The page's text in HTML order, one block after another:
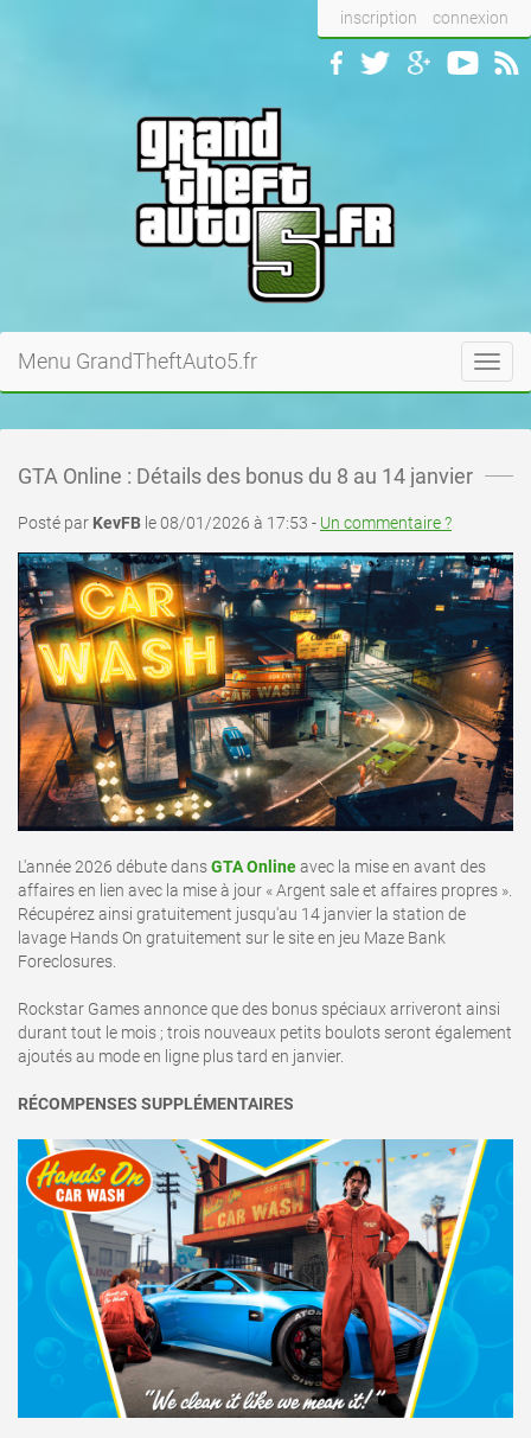
inscription connexion
Menu GrandTheftAuto5.fr
GTA Online : Détails des bonus du 8 au 14 janvier
Posté par KevFB le 08/01/2026 à 17:53 - Un commentaire ?
L'année 2026 débute dansGTA Onlineavec la mise en avant des
affaires en lien avec la mise à jour « Argent sale et affaires propres ».
Récupérez ainsi gratuitement jusqu'au 14 janvier la station de
lavage Hands On gratuitement sur le site en jeu Maze Bank
Foreclosures.
Rockstar Games annonce que des bonus spéciaux arriveront ainsi
durant tout le mois ; trois nouveaux petits boulots seront également
ajoutés au mode en ligne plus tard en janvier.
RÉCOMPENSES SUPPLÉMENTAIRES